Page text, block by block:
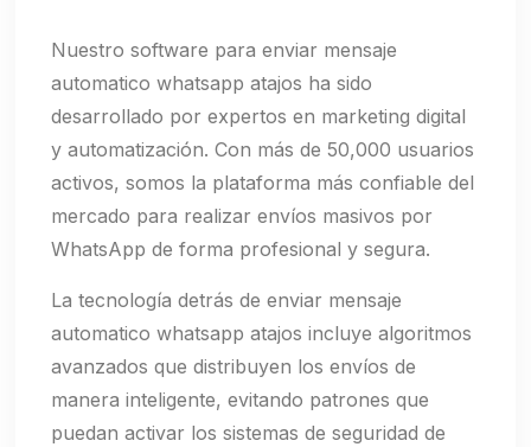
Nuestro software para enviar mensaje
automatico whatsapp atajos ha sido
desarrollado por expertos en marketing digital
y automatización. Con más de 50,000 usuarios
activos, somos la plataforma más confiable del
mercado para realizar envíos masivos por
WhatsApp de forma profesional y segura.
La tecnología detrás de enviar mensaje
automatico whatsapp atajos incluye algoritmos
avanzados que distribuyen los envíos de
manera inteligente, evitando patrones que
puedan activar los sistemas de seguridad de